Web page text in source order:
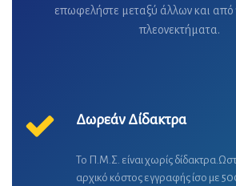
Με την παρακολούθηση του
επωφελήστε μεταξύ άλλων και
Το Π.Μ.Σ. είναι χωρίς